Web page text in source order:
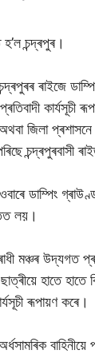
চন্দ্ৰপুৰ।
ৰাইজে
কাৰ্যসূচী
জিলা
চন্দ্ৰপুৰবাসী
ডাম্পিং
লয়।
মঞ্চৰ উদ্যগত
হাতে হাতে
ৰূপায়ণ কৰে।
বাহিনীয়ে